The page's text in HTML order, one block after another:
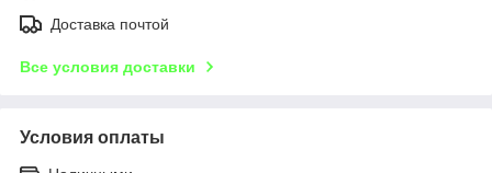
Доставка почтой
Все условия доставки
Условия оплаты